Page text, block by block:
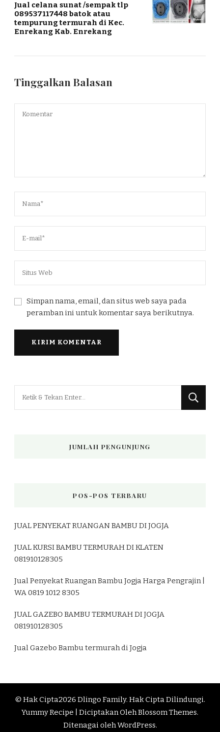
Jual celana sunat /sempak tlp
089537117448 batok atau
tempurung termurah di Kec.
Enrekang Kab. Enrekang
Tinggalkan Balasan
Simpan nama, email, dan situs web saya pada
peramban ini untuk komentar saya berikutnya.
Mencari
JUMLAH PENGUNJUNG
POS-POS TERBARU
JUAL PENYEKAT RUANGAN BAMBU DI JOGJA
JUAL KURSI BAMBU TERMURAH DI KLATEN
081910128305
Jual Penyekat Ruangan Bambu Jogja Harga Pengrajin |
WA 0819 1012 8305
JUAL GAZEBO BAMBU TERMURAH DI JOGJA
081910128305
Jual Gazebo Bambu termurah di Jogja
© Hak Cipta2026 Dlingo Family. Hak Cipta Dilindungi.
Yummy Recipe | Diciptakan OlehBlossom Themes.
Ditenagai olehWordPress.